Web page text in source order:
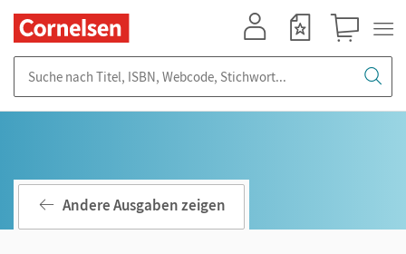
Andere Ausgaben zeigen